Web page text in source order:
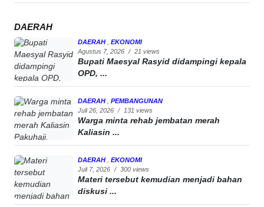
DAERAH
DAERAH
EKONOMI
Agustus 7, 2026 / 21 views
Bupati Maesyal Rasyid didampingi kepala
OPD, ...
DAERAH
PEMBANGUNAN
Juli 26, 2026 / 131 views
Warga minta rehab jembatan merah
Kaliasin ...
DAERAH
EKONOMI
Juli 7, 2026 / 300 views
Materi tersebut kemudian menjadi bahan
diskusi ...